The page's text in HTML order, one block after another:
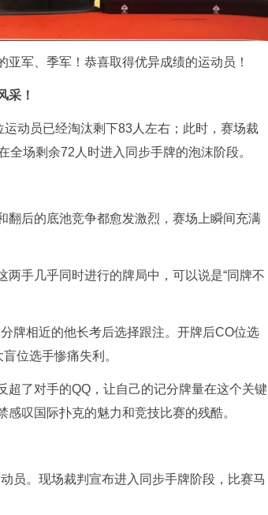
军、季军！恭喜取得优异成绩的运动员！
采！
动员已经淘汰剩下83人左右；此时，赛场裁
场剩余72人时进入同步手牌的泡沫阶段。
翻后的底池竞争都愈发激烈，赛场上瞬间充满
手几乎同时进行的牌局中，可以说是“同牌不
牌相近的他长考后选择跟注。开牌后CO位选
位选手惨痛失利。
了对手的QQ，让自己的记分牌量在这个关键
叹国际扑克的魅力和竞技比赛的残酷。
员。现场裁判宣布进入同步手牌阶段，比赛马